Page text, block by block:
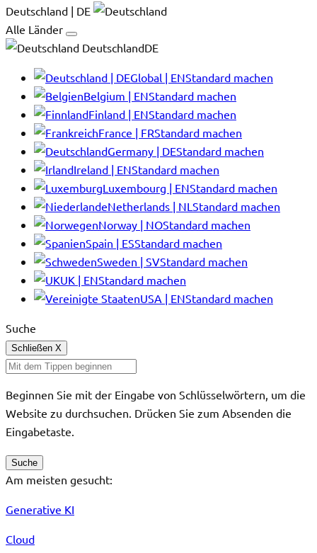
Deutschland | DE
Alle Länder
DeutschlandDE
Global | ENStandard machen
Belgium | ENStandard machen
Finland | ENStandard machen
France | FRStandard machen
Germany | DEStandard machen
Ireland | ENStandard machen
Luxembourg | ENStandard machen
Netherlands | NL Standard machen
Norway | NOStandard machen
Spain | ESStandard machen
Sweden | SVStandard machen
UK | ENStandard machen
USA | ENStandard machen
Suche
Schließen X
Beginnen Sie mit der Eingabe von Schlüsselwörtern, um die
Website zu durchsuchen. Drücken Sie zum Absenden die
Eingabetaste.
Suche
Am meisten gesucht:
Generative KI
Cloud